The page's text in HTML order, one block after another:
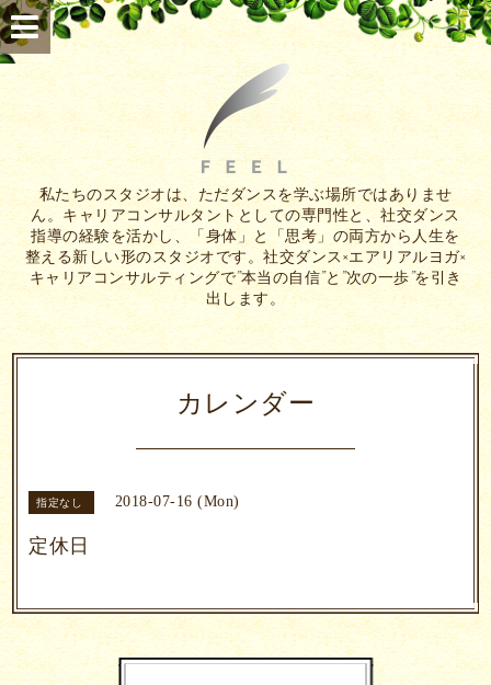
私たちのスタジオは、ただダンスを学ぶ場所ではありませ
ん。キャリアコンサルタントとしての専門性と、社交ダンス
指導の経験を活かし、「身体」と「思考」の両方から人生を
整える新しい形のスタジオです。社交ダンス×エアリアルヨガ×
キャリアコンサルティングで”本当の自信”と”次の一歩”を引き
出します。
カレンダー
指定なし 2018-07-16 (Mon)
定休日